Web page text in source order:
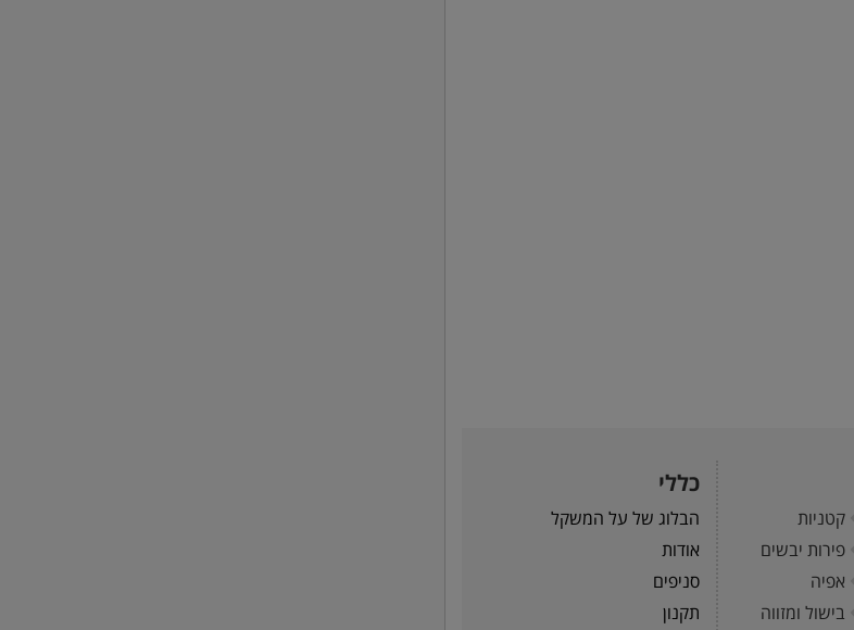
קטניות
פירות יבשים
אפיה
בישול ומזווה
כללי
הבלוג של על המשקל
אודות
סניפים
תקנון